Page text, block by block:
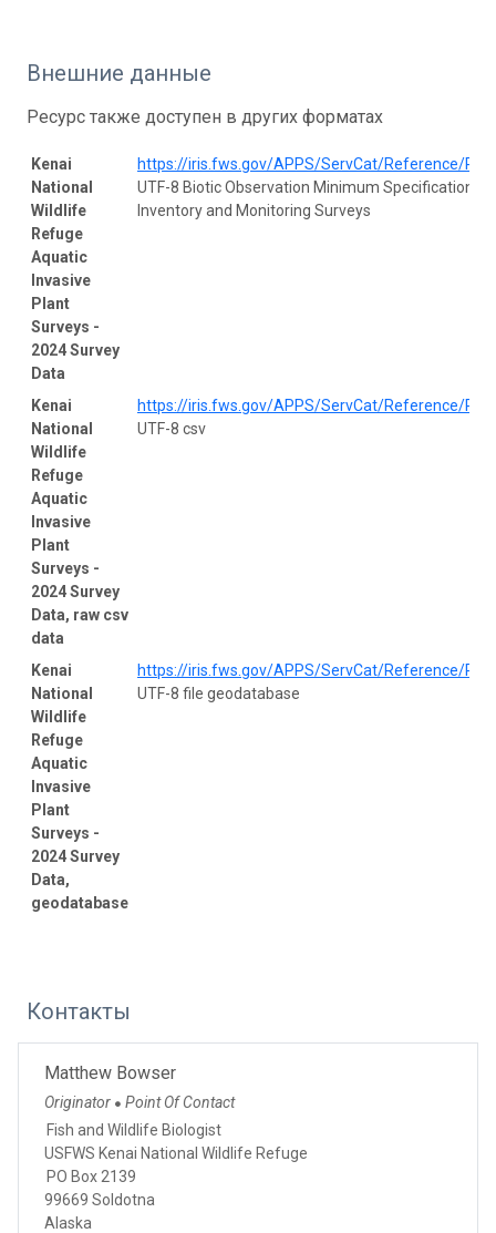
Внешние данные
Ресурс также доступен в других форматах
Kenai
National
Wildlife
Refuge
Aquatic
Invasive
Plant
Surveys -
2024 Survey
Data
https://iris.fws.gov/APPS/ServCat/Reference/
UTF-8 Biotic Observation Minimum Specification
Inventory and Monitoring Surveys
Kenai
National
Wildlife
Refuge
Aquatic
Invasive
Plant
Surveys -
2024 Survey
Data, raw csv
data
https://iris.fws.gov/APPS/ServCat/Reference/
UTF-8 csv
Kenai
National
Wildlife
Refuge
Aquatic
Invasive
Plant
Surveys -
2024 Survey
Data,
geodatabase
https://iris.fws.gov/APPS/ServCat/Reference/
UTF-8 file geodatabase
Контакты
Matthew Bowser
Originator ● Point Of Contact
Fish and Wildlife Biologist
USFWS Kenai National Wildlife Refuge
PO Box 2139
99669 Soldotna
Alaska